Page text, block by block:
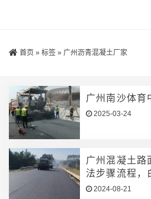
首页 » 标签 » 广州沥青混凝土厂家
广州南沙体育
2025-03-24
广州混凝土路
法步骤流程，
2024-08-21